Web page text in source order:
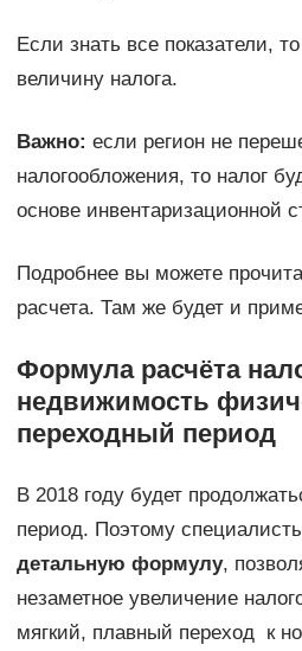
Если знать все показатели,
величину налога.
Важно: если регион не
налогообложения, то налог
основе инвентаризационной
Подробнее вы можете
расчета. Там же будет и
Формула расчёта
недвижимость
переходный период
В 2018 году будет
период. Поэтому
детальную формулу,
незаметное увеличение
мягкий, плавный переход к